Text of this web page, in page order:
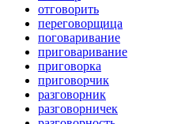
отговорить
переговорщица
поговаривание
приговаривание
приговорка
приговорчик
разговорник
разговорничек